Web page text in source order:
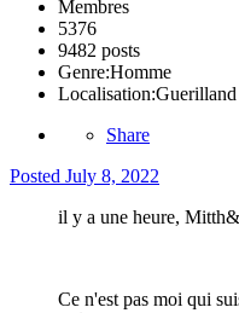
Membres
5376
9482 posts
Genre:Homme
Localisation:Guerilland
Share
Posted July 8, 2022
il y a une heure,
Ce n'est pas moi qui